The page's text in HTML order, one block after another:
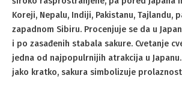
Koreji, Nepalu, Indiji, Pakistanu, Tajlandu,
zapadnom Sibiru. Procenjuje se da u
i po zasađenih stabala sakure. Cvetanje
jedna od najpopulrnijih atrakcija u
jako kratko, sakura simbolizuje